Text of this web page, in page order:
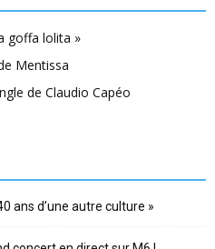
goffa lolita »
Mentissa
de Claudio Capéo
ans d’une autre culture »